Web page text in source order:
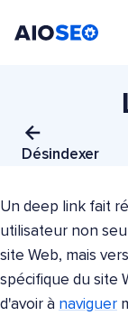
Désindexer
Un deep link fait
utilisateur non
site Web, mais
spécifique du site
d'avoir à naviguer